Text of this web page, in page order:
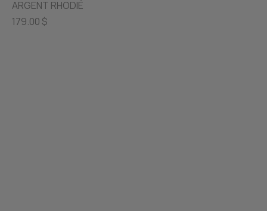
ARGENT RHODIÉ
179.00 $